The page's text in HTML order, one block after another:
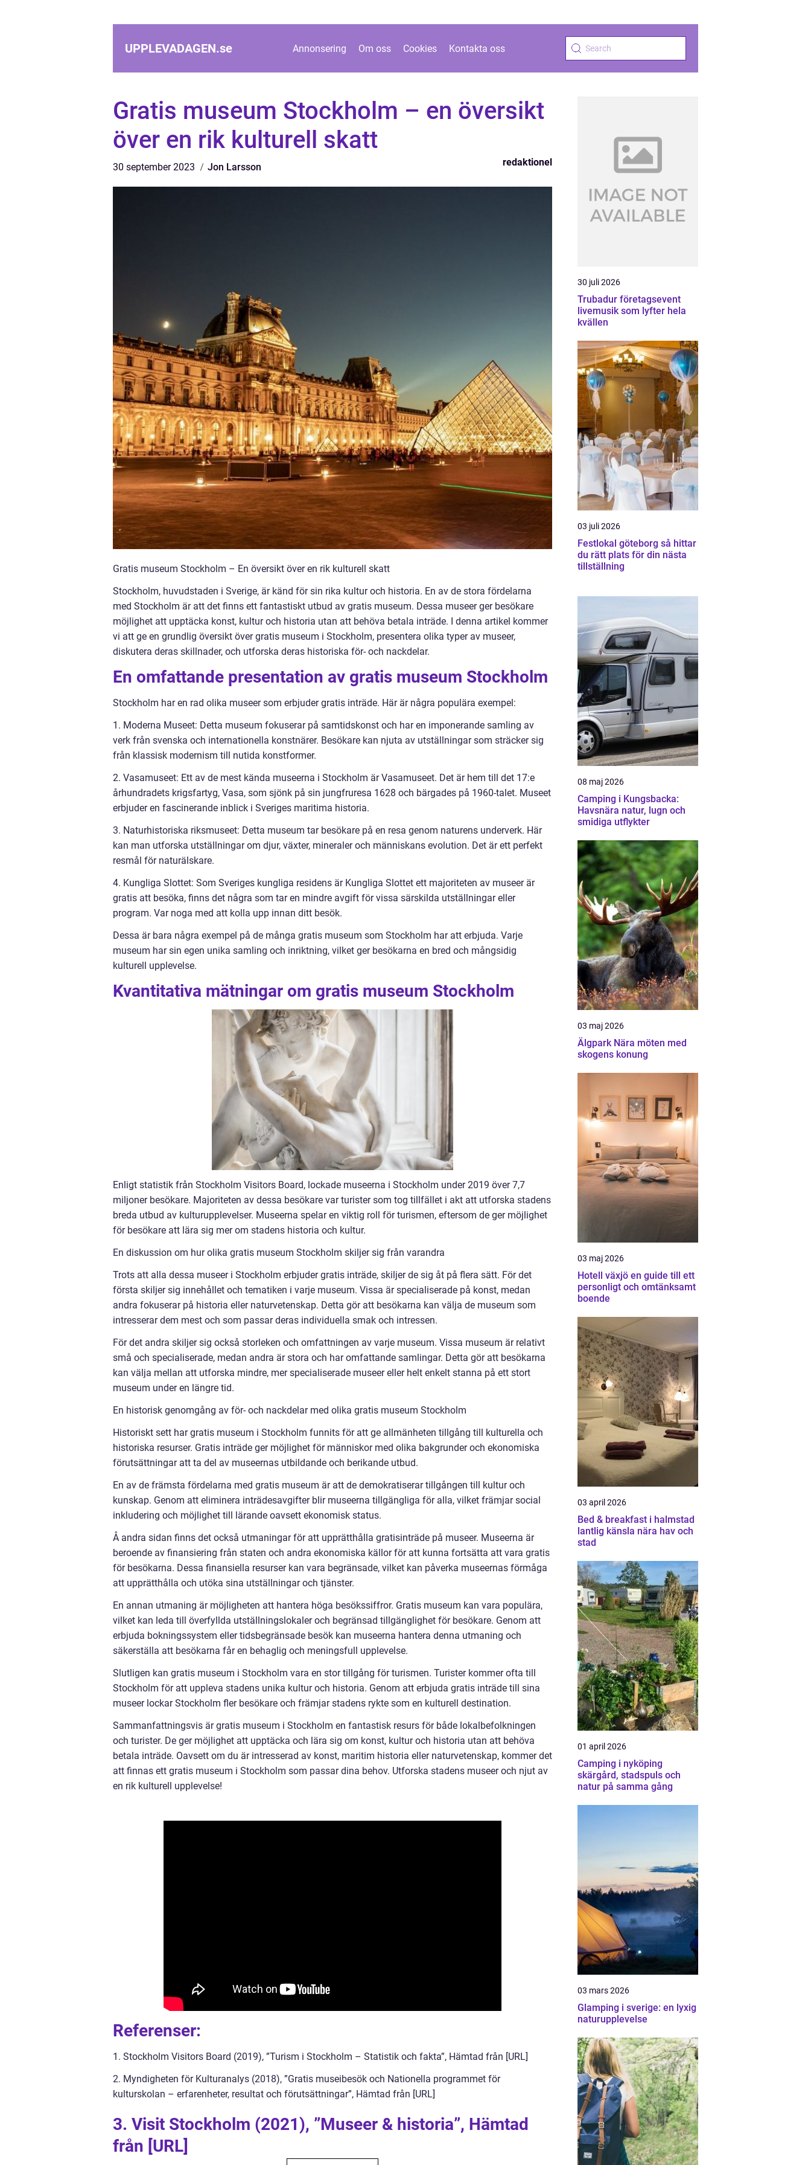
UPPLEVADAGEN.se Annonsering Om oss Cookies Kontakta oss
Gratis museum Stockholm – en översikt
över en rik kulturell skatt
30 september 2023 Jon Larsson redaktionel
Gratis museum Stockholm – En översikt över en rik kulturell skatt
Stockholm, huvudstaden i Sverige, är känd för sin rika kultur och historia. En av de stora fördelarna
med Stockholm är att det finns ett fantastiskt utbud av gratis museum. Dessa museer ger besökare
möjlighet att upptäcka konst, kultur och historia utan att behöva betala inträde. I denna artikel kommer
vi att ge en grundlig översikt över gratis museum i Stockholm, presentera olika typer av museer,
diskutera deras skillnader, och utforska deras historiska för- och nackdelar.
En omfattande presentation av gratis museum Stockholm
Stockholm har en rad olika museer som erbjuder gratis inträde. Här är några populära exempel:
1. Moderna Museet: Detta museum fokuserar på samtidskonst och har en imponerande samling av
verk från svenska och internationella konstnärer. Besökare kan njuta av utställningar som sträcker sig
från klassisk modernism till nutida konstformer.
2. Vasamuseet: Ett av de mest kända museerna i Stockholm är Vasamuseet. Det är hem till det 17:e
århundradets krigsfartyg, Vasa, som sjönk på sin jungfruresa 1628 och bärgades på 1960-talet. Museet
erbjuder en fascinerande inblick i Sveriges maritima historia.
3. Naturhistoriska riksmuseet: Detta museum tar besökare på en resa genom naturens underverk. Här
kan man utforska utställningar om djur, växter, mineraler och människans evolution. Det är ett perfekt
resmål för naturälskare.
4. Kungliga Slottet: Som Sveriges kungliga residens är Kungliga Slottet ett majoriteten av museer är
gratis att besöka, finns det några som tar en mindre avgift för vissa särskilda utställningar eller
program. Var noga med att kolla upp innan ditt besök.
Dessa är bara några exempel på de många gratis museum som Stockholm har att erbjuda. Varje
museum har sin egen unika samling och inriktning, vilket ger besökarna en bred och mångsidig
kulturell upplevelse.
Kvantitativa mätningar om gratis museum Stockholm
Enligt statistik från Stockholm Visitors Board, lockade museerna i Stockholm under 2019 över 7,7
miljoner besökare. Majoriteten av dessa besökare var turister som tog tillfället i akt att utforska stadens
breda utbud av kulturupplevelser. Museerna spelar en viktig roll för turismen, eftersom de ger möjlighet
för besökare att lära sig mer om stadens historia och kultur.
En diskussion om hur olika gratis museum Stockholm skiljer sig från varandra
Trots att alla dessa museer i Stockholm erbjuder gratis inträde, skiljer de sig åt på flera sätt. För det
första skiljer sig innehållet och tematiken i varje museum. Vissa är specialiserade på konst, medan
andra fokuserar på historia eller naturvetenskap. Detta gör att besökarna kan välja de museum som
intresserar dem mest och som passar deras individuella smak och intressen.
För det andra skiljer sig också storleken och omfattningen av varje museum. Vissa museum är relativt
små och specialiserade, medan andra är stora och har omfattande samlingar. Detta gör att besökarna
kan välja mellan att utforska mindre, mer specialiserade museer eller helt enkelt stanna på ett stort
museum under en längre tid.
En historisk genomgång av för- och nackdelar med olika gratis museum Stockholm
Historiskt sett har gratis museum i Stockholm funnits för att ge allmänheten tillgång till kulturella och
historiska resurser. Gratis inträde ger möjlighet för människor med olika bakgrunder och ekonomiska
förutsättningar att ta del av museernas utbildande och berikande utbud.
En av de främsta fördelarna med gratis museum är att de demokratiserar tillgången till kultur och
kunskap. Genom att eliminera inträdesavgifter blir museerna tillgängliga för alla, vilket främjar social
inkludering och möjlighet till lärande oavsett ekonomisk status.
Å andra sidan finns det också utmaningar för att upprätthålla gratisinträde på museer. Museerna är
beroende av finansiering från staten och andra ekonomiska källor för att kunna fortsätta att vara gratis
för besökarna. Dessa finansiella resurser kan vara begränsade, vilket kan påverka museernas förmåga
att upprätthålla och utöka sina utställningar och tjänster.
En annan utmaning är möjligheten att hantera höga besökssiffror. Gratis museum kan vara populära,
vilket kan leda till överfyllda utställningslokaler och begränsad tillgänglighet för besökare. Genom att
erbjuda bokningssystem eller tidsbegränsade besök kan museerna hantera denna utmaning och
säkerställa att besökarna får en behaglig och meningsfull upplevelse.
Slutligen kan gratis museum i Stockholm vara en stor tillgång för turismen. Turister kommer ofta till
Stockholm för att uppleva stadens unika kultur och historia. Genom att erbjuda gratis inträde till sina
museer lockar Stockholm fler besökare och främjar stadens rykte som en kulturell destination.
Sammanfattningsvis är gratis museum i Stockholm en fantastisk resurs för både lokalbefolkningen
och turister. De ger möjlighet att upptäcka och lära sig om konst, kultur och historia utan att behöva
betala inträde. Oavsett om du är intresserad av konst, maritim historia eller naturvetenskap, kommer det
att finnas ett gratis museum i Stockholm som passar dina behov. Utforska stadens museer och njut av
en rik kulturell upplevelse!
Referenser:
1. Stockholm Visitors Board (2019), ”Turism i Stockholm – Statistik och fakta”, Hämtad från [URL]
2. Myndigheten för Kulturanalys (2018), ”Gratis museibesök och Nationella programmet för
kulturskolan – erfarenheter, resultat och förutsättningar”, Hämtad från [URL]
3. Visit Stockholm (2021), ”Museer & historia”, Hämtad
från [URL]
30 juli 2026
Trubadur företagsevent
livemusik som lyfter hela
kvällen
03 juli 2026
Festlokal göteborg så hittar
du rätt plats för din nästa
tillställning
08 maj 2026
Camping i Kungsbacka:
Havsnära natur, lugn och
smidiga utflykter
03 maj 2026
Älgpark Nära möten med
skogens konung
03 maj 2026
Hotell växjö en guide till ett
personligt och omtänksamt
boende
03 april 2026
Bed & breakfast i halmstad
lantlig känsla nära hav och
stad
01 april 2026
Camping i nyköping
skärgård, stadspuls och
natur på samma gång
03 mars 2026
Glamping i sverige: en lyxig
naturupplevelse